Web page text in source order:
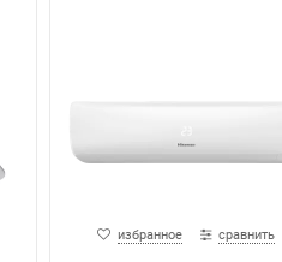
избранное сравнить